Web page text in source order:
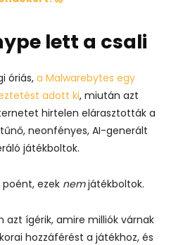
lett a csali
óriás, a Malwarebytes egy
adott ki, miután azt
hirtelen elárasztották a
neonfényes, AI-generált
játékboltok.
ezek nemjátékboltok.
azt ígérik, amire milliók várnak
hozzáférést a játékhoz, és